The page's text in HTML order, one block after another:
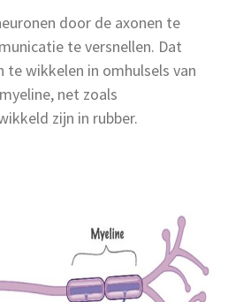
door de axonen te
te versnellen. Dat
te wikkelen in omhulsels van
net zoals
zijn in rubber.